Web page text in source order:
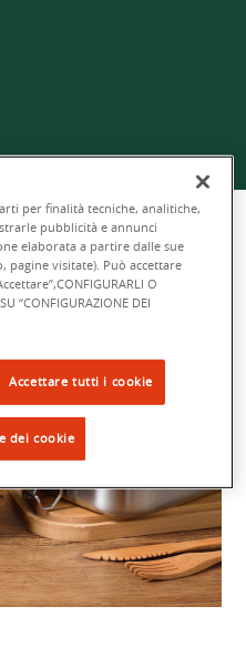
per finalità tecniche, analitiche,
pubblicità e annunci
elaborata a partire dalle sue
pagine visitate). Può accettare
O
“CONFIGURAZIONE DEI
Accettare tutti i cookie
dei cookie